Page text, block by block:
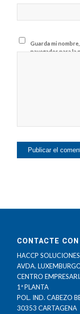
Guarda mi
navegador para la
CONTACTE
HACCP
AVDA.
CENTRO
1ª PLANTA
POL. IND. CABEZO
30353 CARTAGENA